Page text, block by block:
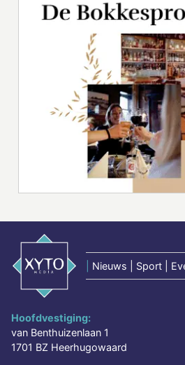
Nieuws | Sport |
Hoofdvestiging:
van Benthuizenlaan 1
1701 BZ Heerhugowaard